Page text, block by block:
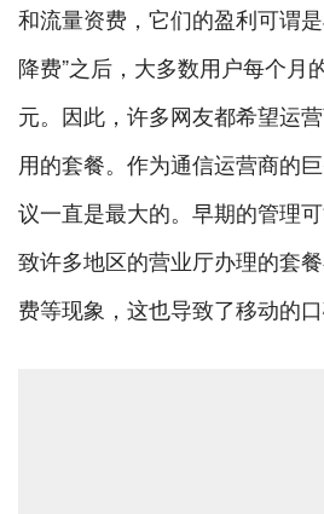
和流量资费，它们的盈利可谓
降费”之后，大多数用户每个月
元。因此，许多网友都希望运
用的套餐。作为通信运营商的
议一直是最大的。早期的管理
致许多地区的营业厅办理的套
费等现象，这也导致了移动的口